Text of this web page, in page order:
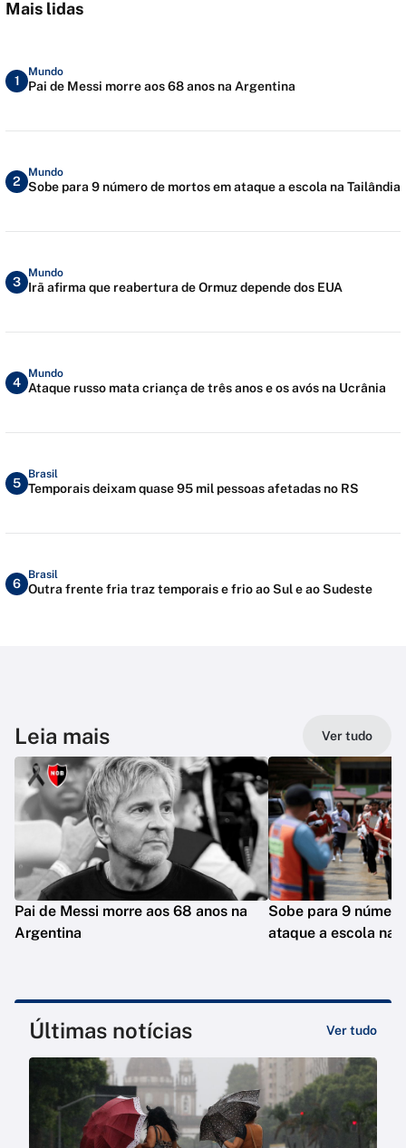
Mais lidas
1
Mundo
Pai de Messi morre aos 68 anos na Argentina
2
Mundo
Sobe para 9 número de mortos em ataque a escola na Tailândia
3
Mundo
Irã afirma que reabertura de Ormuz depende dos EUA
4
Mundo
Ataque russo mata criança de três anos e os avós na Ucrânia
5
Brasil
Temporais deixam quase 95 mil pessoas afetadas no RS
6
Brasil
Outra frente fria traz temporais e frio ao Sul e ao Sudeste
Leia mais Ver tudo
Pai de Messi morre aos 68 anos na
Argentina
Sobe para 9
ataque a escola na
Últimas notícias Ver tudo